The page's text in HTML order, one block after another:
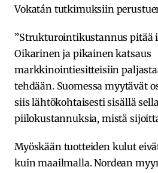
Vokatán tutkimuksiin
”Strukturointikustannus pitää
Oikarinen ja pikainen katsaus
markkinointiesitteisiin
tehdään. Suomessa myytävät
siis lähtökohtaisesti sisällä
piilokustannuksia, mistä
Myöskään tuotteiden kulut
kuin maailmalla. Nordean